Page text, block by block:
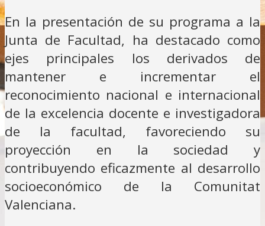
En la presentación de su programa a la
Junta de Facultad, ha destacado como
ejes principales los derivados de
mantener e incrementar el
reconocimiento nacional e internacional
de la excelencia docente e investigadora
de la facultad, favoreciendo su
proyección en la sociedad y
contribuyendo eficazmente al desarrollo
socioeconómico de la Comunitat
Valenciana.